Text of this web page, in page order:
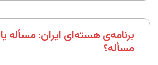
برنامه‌ی هسته‌ای ایران: مسأله
مسأله؟